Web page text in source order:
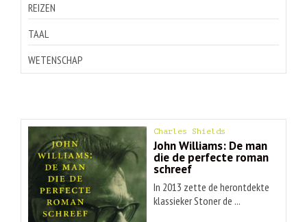
REIZEN
TAAL
WETENSCHAP
Charles Shields
John Williams: De man
die de perfecte roman
schreef
In 2013 zette de herontdekte
klassieker Stoner de ...